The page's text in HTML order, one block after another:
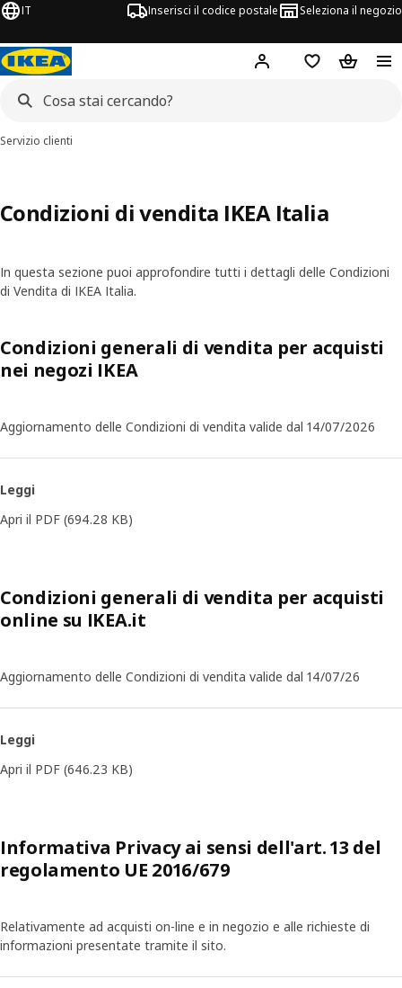
IT Inserisci il codice postale Seleziona il negozio
Hej! AccediLista deiCarrello
Servizio clienti
Condizioni di vendita IKEA Italia
In questa sezione puoi approfondire tutti i dettagli delle Condizioni
di Vendita di IKEA Italia.
Condizioni generali di vendita per acquisti
nei negozi IKEA
Aggiornamento delle Condizioni di vendita valide dal 14/07/2026
Leggi
Apri il PDF (694.28 KB)
Condizioni generali di vendita per acquisti
online su IKEA.it
Aggiornamento delle Condizioni di vendita valide dal 14/07/26
Leggi
Apri il PDF (646.23 KB)
Informativa Privacy ai sensi dell'art. 13 del
regolamento UE 2016/679
Relativamente ad acquisti on-line e in negozio e alle richieste di
informazioni presentate tramite il sito.